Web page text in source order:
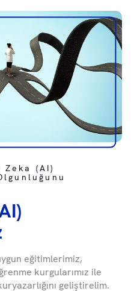
Zeka (AI)
eğitimlerimiz,
kurgularımız ile
geliştirelim.